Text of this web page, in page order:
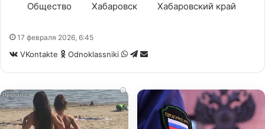
Общество
Хабаровск Хабаровский край
17 февраля 2026, 6:45
VKontakte Odnoklassniki WhatsApp
Telegram
Share
i